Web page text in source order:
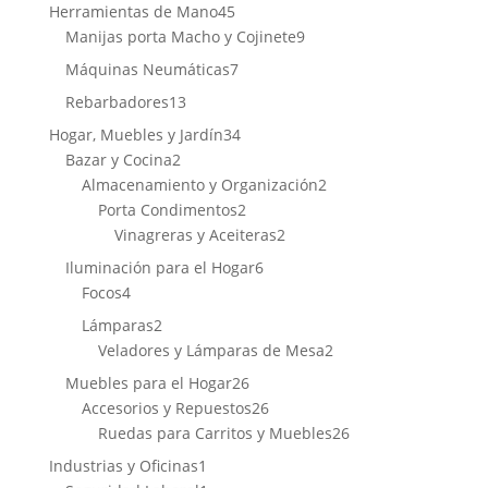
Herramientas de Mano4545
productos
Manijas porta Macho y Cojinete99
Máquinas Neumáticas77
Rebarbadores1313
productos
Hogar, Muebles y Jardín3434
Bazar y Cocina22
productos
Almacenamiento y Organización22
Porta Condimentos22
productos
Vinagreras y Aceiteras22
Iluminación para el Hogar66
Focos44
productos
Lámparas22
productos
Veladores y Lámparas de Mesa22
Muebles para el Hogar2626
productos
Accesorios y Repuestos2626
productos
Ruedas para Carritos y Muebles2626
Industrias y Oficinas1